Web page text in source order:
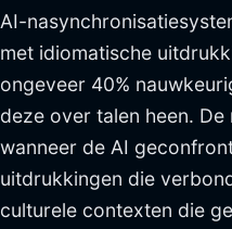
AI-
met idiomatische
ongeveer 40%
deze over talen heen.
wanneer de AI
uitdrukkingen die
culturele contexten die